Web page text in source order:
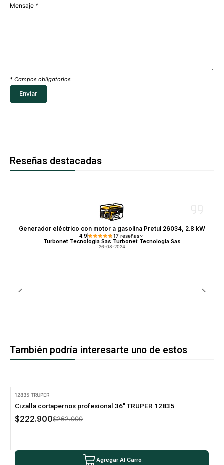
Mensaje *
* Campos obligatorios
Reseñas destacadas
Generador eléctrico con motor a gasolina Pretul 26034, 2.8 kW
4.9 17 reseñas
Turbonet Tecnologia Sas Turbonet Tecnologia Sas
26-08-2024
También podría interesarte uno de estos
12835 |TRUPER
Cizalla cortapernos profesional 36" TRUPER 12835
$222.900$262.000
Agregar Al Carro